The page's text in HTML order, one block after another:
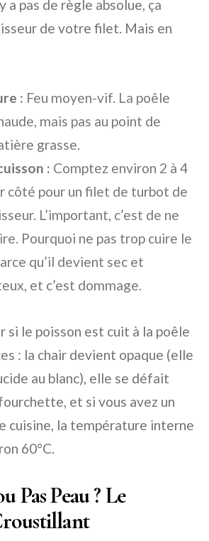
a pas de règle absolue, ça
de votre filet. Mais en
: Feu moyen-vif. La poêle
mais pas au point de
grasse.
: Comptez environ 2 à 4
côté pour un filet de turbot de
L’important, c’est de ne
Pourquoi ne pas trop cuire le
qu’il devient sec et
et c’est dommage.
si le poisson est cuit à la poêle
: la chair devient opaque (elle
au blanc), elle se défait
et si vous avez un
cuisine, la température interne
60°C.
Pas Peau ? Le